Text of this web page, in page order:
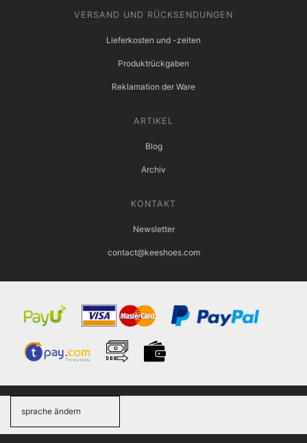
VERSAND UND RÜCKSENDUNGEN
Lieferkosten und -zeiten
Produktrückgaben
Reklamation der Ware
ARTIKEL
Blog
Archiv
KONTAKT
Newsletter
contact@keeshoes.com
sprache ändern